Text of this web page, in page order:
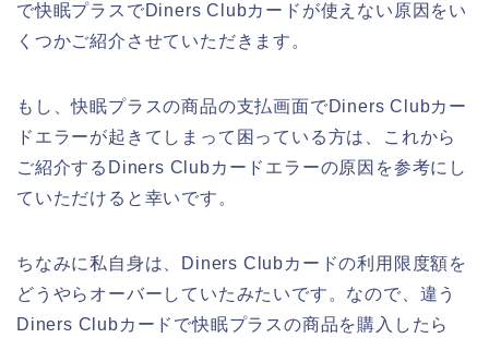
で快眠プラスでDiners Clubカードが使えない原因をい
くつかご紹介させていただきます。
もし、快眠プラスの商品の支払画面でDiners Clubカー
ドエラーが起きてしまって困っている方は、これから
ご紹介するDiners Clubカードエラーの原因を参考にし
ていただけると幸いです。
ちなみに私自身は、Diners Clubカードの利用限度額を
どうやらオーバーしていたみたいです。なので、違う
Diners Clubカードで快眠プラスの商品を購入したら